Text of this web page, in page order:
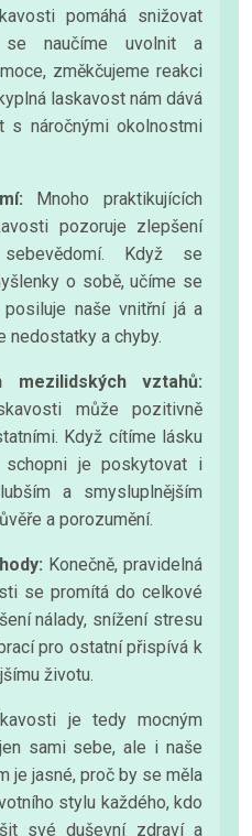
pomáhá snižovat
naučíme uvolnit a
změkčujeme reakci
laskavost nám dává
s náročnými okolnostmi
Mnoho praktikujících
pozoruje zlepšení
Když se
o sobě, učíme se
naše vnitřní já a
nedostatky a chyby.
vztahů:
může pozitivně
Když cítíme lásku
je poskytovat i
a smysluplnějším
a porozumění.
Konečně, pravidelná
se promítá do celkové
nálady, snížení stresu
pro ostatní přispívá k
životu.
je tedy mocným
sami sebe, ale i naše
je jasné, proč by se měla
stylu každého, kdo
své duševní zdraví a